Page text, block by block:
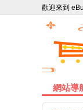
歡迎來到
網站導